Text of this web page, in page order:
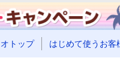
トップ はじめて使うお客